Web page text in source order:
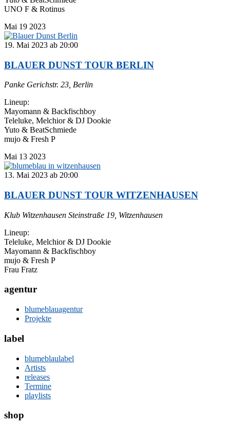
UNO F & Rotinus
Mai 19 2023
19. Mai 2023 ab 20:00
BLAUER DUNST TOUR BERLIN
Panke Gerichstr. 23, Berlin
Lineup:
Mayomann & Backfischboy
Teleluke, Melchior & DJ Dookie
Yuto & BeatSchmiede
mujo & Fresh P
Mai 13 2023
13. Mai 2023 ab 20:00
BLAUER DUNST TOUR WITZENHAUSEN
Klub Witzenhausen Steinstraße 19, Witzenhausen
Lineup:
Teleluke, Melchior & DJ Dookie
Mayomann & Backfischboy
mujo & Fresh P
Frau Fratz
agentur
blumeblauagentur
Projekte
label
blumeblaulabel
Artists
releases
Termine
playlists
shop